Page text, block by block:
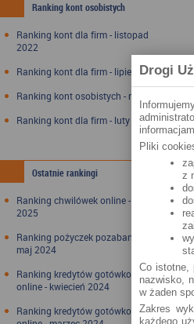
Ranking kont osobistych
Ranking kont dla firm - listopad
2022
Ranking kont dla firm - lipiec 2022
Ranking kont osobistych - maj 2022
Ranking kont dla firm - luty 2022
Ostatnie rankingi
Ranking chwilówek online - styczeń
2025
Ranking pożyczek pozabankowych -
maj 2024
Ranking kredytów gotówkowych
online - kwiecień 2024
Ranking kredytów gotówkowych
Drogi
Pliki
z
Co istotne,
nazwisko,
w żaden
Zakres
każdego